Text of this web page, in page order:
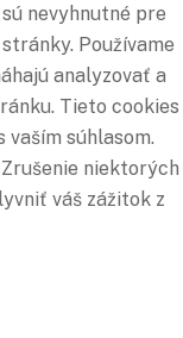
nevyhnutné pre
Používame
analyzovať a
Tieto cookies
vaším súhlasom.
niektorých
váš zážitok z